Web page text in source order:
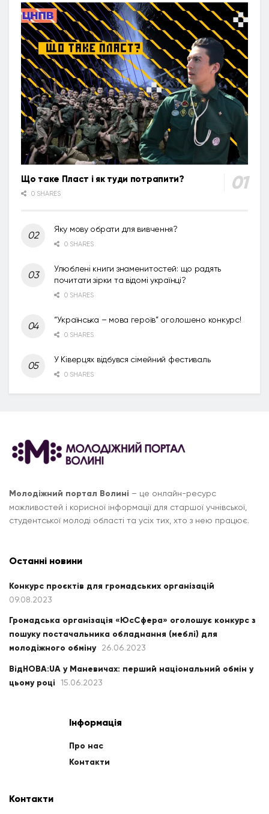
Що таке Пласт і як туди потрапити?
0 SHARES
Яку мову обрати для вивчення?
0 SHARES
Улюблені книги знаменитостей: що радять
почитати зірки та відомі українці?
0 SHARES
“Українська – мова героїв” оголошено конкурс!
0 SHARES
У Ківерцях відбувся сімейний фестиваль
0 SHARES
Молодіжний портал Волині – це онлайн-ресурс
можливостей і корисної інформації для старшої учнівської,
студентської молоді області та усіх тих, хто з нею працює.
Останні новини
Конкурс проєктів для громадських організацій
09.08.2023
Громадська організація «ЮсСфера» оголошує конкурс з
пошуку постачальника обладнання (меблі) для
молодіжного обміну
26.06.2023
ВідНОВА:UA у Маневичах: перший національний обмін у
цьому році
15.06.2023
Інформація
Про нас
Контакти
Контакти